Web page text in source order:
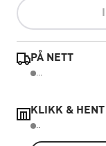
PÅ NETT
...
KLIKK & HENT
..